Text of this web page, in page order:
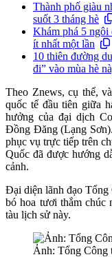
Thành phố giàu
suốt 3 tháng hè
Khám phá 5 ngôi
ít nhất một lần
10 thiên đường
đi” vào mùa hè
Theo Znews, cụ thể,
quốc tế đầu tiên giữa
hưởng của đại dịch
Đồng Đăng (Lạng
phục vụ trực tiếp trên
Quốc đã được hướng
cảnh.
Đại diện lãnh đạo
bó hoa tươi thắm chúc
tàu lịch sử này.
Ảnh: Tổng Công